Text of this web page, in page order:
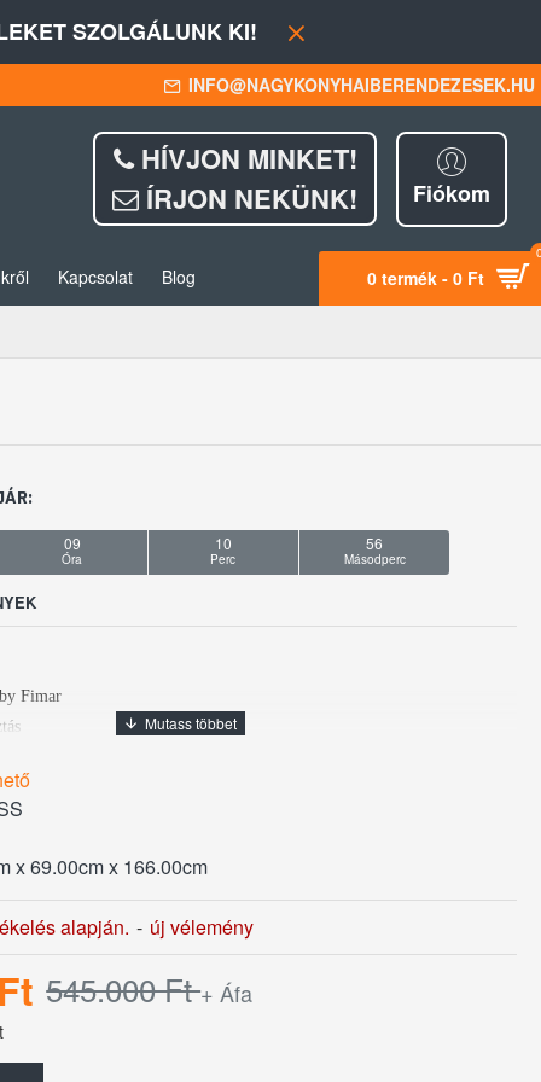
SZOLGÁLUNK KI!
INFO@NAGYKONYHAIBERENDEZESEK.HU
HÍVJON MINKET!
ÍRJON NEKÜNK!
Fiókom
Kapcsolat Blog 0 termék - 0 Ft
Fimar
mm
555 liter
(+32°C, 55% Rh) -18 ... -22 °C
60 mm
irány
x 69.00cm x 166.00cm
alapján. - új vélemény
09
Óra
10
Perc
55
Másodperc
545.000 Ft+ Áfa